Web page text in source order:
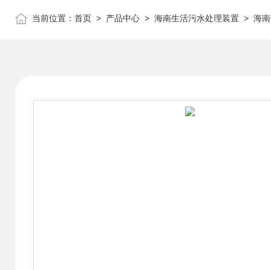
当前位置： 首页 > 产品中心 > 海南生活污水处理装置 > 海